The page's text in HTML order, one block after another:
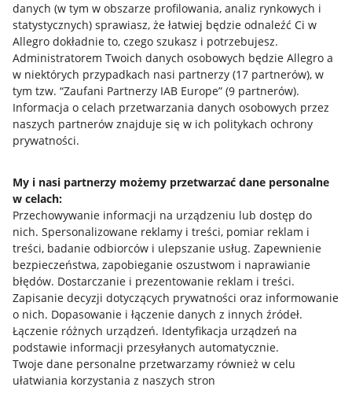
danych (w tym w obszarze profilowania, analiz rynkowych i
statystycznych) sprawiasz, że łatwiej będzie odnaleźć Ci w
Allegro dokładnie to, czego szukasz i potrzebujesz.
Administratorem Twoich danych osobowych będzie Allegro a
w niektórych przypadkach nasi partnerzy (17 partnerów), w
tym tzw. “Zaufani Partnerzy IAB Europe” (9 partnerów).
Informacja o celach przetwarzania danych osobowych przez
naszych partnerów znajduje się w ich politykach ochrony
prywatności.
My i nasi partnerzy możemy przetwarzać dane personalne
w celach:
Przechowywanie informacji na urządzeniu lub dostęp do
nich. Spersonalizowane reklamy i treści, pomiar reklam i
treści, badanie odbiorców i ulepszanie usług. Zapewnienie
bezpieczeństwa, zapobieganie oszustwom i naprawianie
błędów. Dostarczanie i prezentowanie reklam i treści.
Zapisanie decyzji dotyczących prywatności oraz informowanie
o nich. Dopasowanie i łączenie danych z innych źródeł.
Łączenie różnych urządzeń. Identyfikacja urządzeń na
podstawie informacji przesyłanych automatycznie.
Twoje dane personalne przetwarzamy również w celu
ułatwiania korzystania z naszych stron
Przydatne informacje
Jak to działa
Allegro Gadane dla sprzedających
Allegro Gadane dla kupujących
Mapa miejscowości
Informacje prawne
Regulamin
Polityka plików "cookies"
Ustawienia plików "cookies"